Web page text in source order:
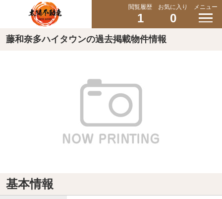
閲覧履歴
1
お気に入り
0
メニュー
藤和奈多ハイタウンの過去掲載物件情報
基本情報